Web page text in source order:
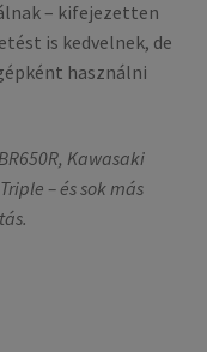
– kifejezetten
is kedvelnek, de
használni
Kawasaki
– és sok más